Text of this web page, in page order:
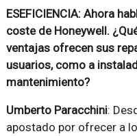
ESEFICIENCIA: Ahora
coste de Honeywell.
ventajas ofrecen sus
usuarios, como a
mantenimiento?
Umberto Paracchini:
apostado por ofrecer a